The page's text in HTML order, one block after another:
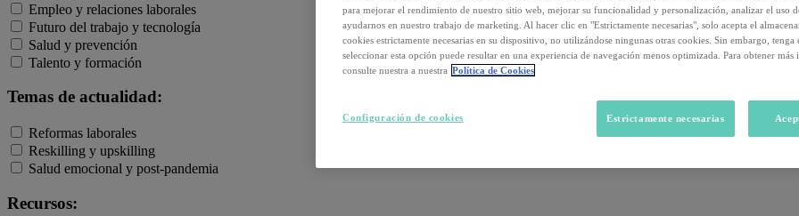
Empleo y relaciones laborales
Futuro del trabajo y tecnología
Salud y prevención
Talento y formación
Temas de actualidad:
Reformas laborales
Reskilling y upskilling
Salud emocional y post-pandemia
Recursos:
para mejorar el rendimiento de nuestro sitio web, mejorar su funcionalidad y personalización, analizar el uso
ayudarnos en nuestro trabajo de marketing. Al hacer clic en "Estrictamente necesarias", solo acepta el
cookies estrictamente necesarias en su dispositivo, no utilizándose ningunas otras cookies. Sin embargo, tenga
seleccionar esta opción puede resultar en una experiencia de navegación menos optimizada. Para obtener más
consulte nuestra a nuestra Política de Cookies
Estrictamente necesarias
Configuración de cookies